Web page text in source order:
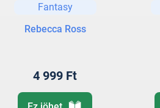
Fantasy
Rebecca Ross
4 999 Ft